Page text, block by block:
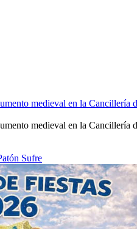
medieval en la Cancillería
medieval en la Cancillería
Sufre